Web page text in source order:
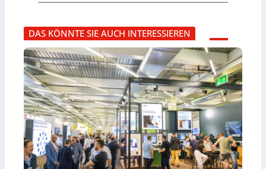
DAS KÖNNTE SIE AUCH INTERESSIEREN